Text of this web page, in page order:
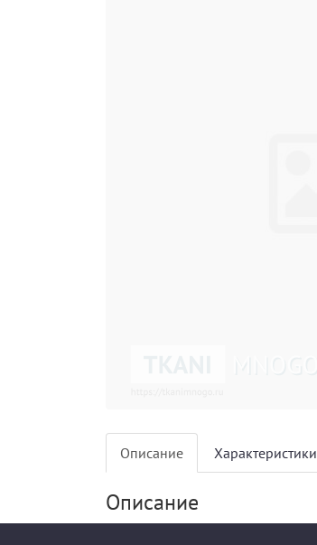
Описание Характеристики
Описание